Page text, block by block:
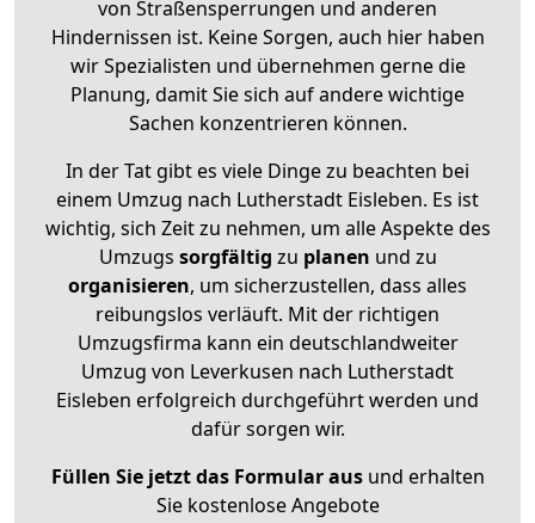
von Straßensperrungen und anderen
Hindernissen ist. Keine Sorgen, auch hier haben
wir Spezialisten und übernehmen gerne die
Planung, damit Sie sich auf andere wichtige
Sachen konzentrieren können.
In der Tat gibt es viele Dinge zu beachten bei
einem Umzug nach Lutherstadt Eisleben. Es ist
wichtig, sich Zeit zu nehmen, um alle Aspekte des
Umzugs sorgfältig zu planen und zu
organisieren, um sicherzustellen, dass alles
reibungslos verläuft. Mit der richtigen
Umzugsfirma kann ein deutschlandweiter
Umzug von Leverkusen nach Lutherstadt
Eisleben erfolgreich durchgeführt werden und
dafür sorgen wir.
Füllen Sie jetzt das Formular ausund erhalten
Sie kostenlose Angebote